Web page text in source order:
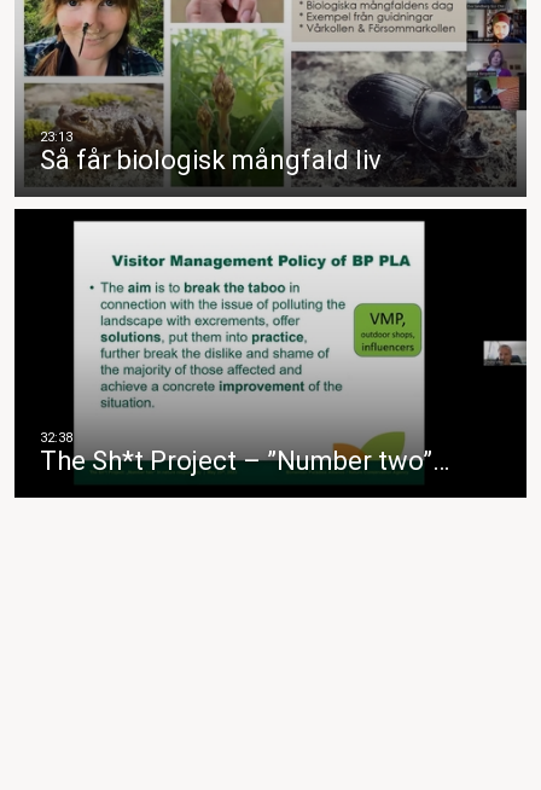
Så får biologisk mångfald liv
The Sh*t Project – ”Number two”…